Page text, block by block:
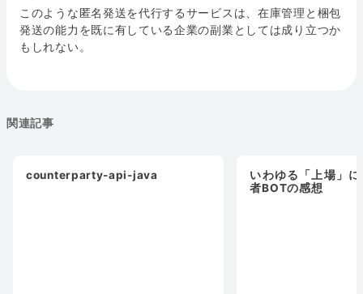
このような匿名発送を代行するサービスは、在庫管理と梱包
発送の能力を既に有している企業の副業としては成り立つか
もしれない。
関連記事
counterparty-api-java
いわゆる「上場」
者BOTの感想